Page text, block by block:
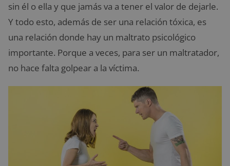
sin él o ella y que jamás va a tener el valor de dejarle.
Y todo esto, además de ser una relación tóxica, es
una relación donde hay un maltrato psicológico
importante. Porque a veces, para ser un maltratador,
no hace falta golpear a la víctima.